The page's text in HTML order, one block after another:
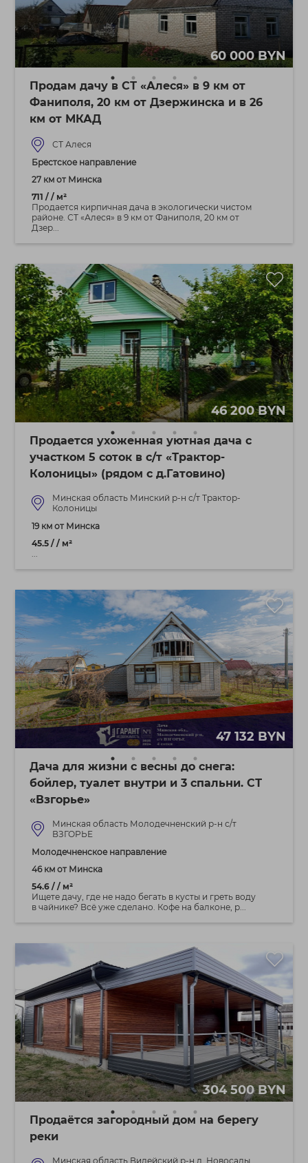
60 000 BYN
Продам дачу в СТ «Алеся» в 9 км от
Фаниполя, 20 км от Дзержинска и в 26
км от МКАД
СТ Алеся
Брестское направление
27 км от Минска
711 / / м²
Продается кирпичная дача в экологически чистом
районе. СТ «Алеся» в 9 км от Фаниполя, 20 км от
Дзер...
46 200 BYN
Продается ухоженная уютная дача с
участком 5 соток в с/т «Трактор-
Колоницы» (рядом с д.Гатовино)
Минская область Минский р-н с/т Трактор-
Колоницы
19 км от Минска
45.5 / / м²
...
47 132 BYN
Дача для жизни с весны до снега:
бойлер, туалет внутри и 3 спальни. СТ
«Взгорье»
Минская область Молодечненский р-н с/т
ВЗГОРЬЕ
Молодечненское направление
46 км от Минска
54.6 / / м²
Ищете дачу, где не надо бегать в кусты и греть воду
в чайнике? Всё уже сделано. Кофе на балконе, р...
304 500 BYN
Продаётся загородный дом на берегу
реки
Минская область Вилейский р-н д. Новосады